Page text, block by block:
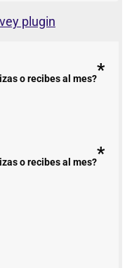
plugin
o recibes al mes?*
o recibes al mes?*